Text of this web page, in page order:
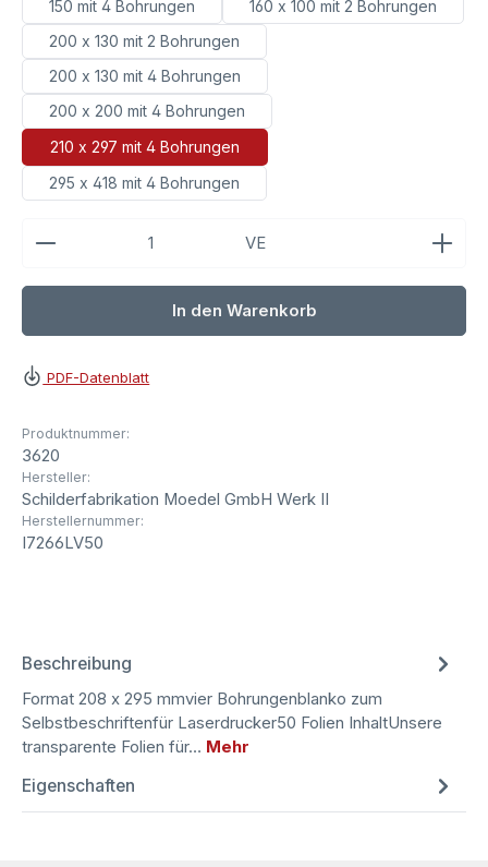
150 mit 4 Bohrungen
160 x 100 mit 2 Bohrungen
200 x 130 mit 2 Bohrungen
200 x 130 mit 4 Bohrungen
200 x 200 mit 4 Bohrungen
210 x 297 mit 4 Bohrungen
295 x 418 mit 4 Bohrungen
Produkt Anzahl: Gib den gewünschten Wert ein
VE
In den Warenkorb
PDF-Datenblatt
Produktnummer:
3620
Hersteller:
Schilderfabrikation Moedel GmbH Werk II
Herstellernummer:
I7266LV50
Beschreibung
Format 208 x 295 mmvier Bohrungenblanko zum
Selbstbeschriftenfür Laserdrucker50 Folien InhaltUnsere
transparente Folien für… Mehr
Eigenschaften